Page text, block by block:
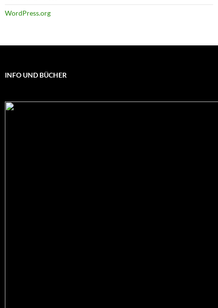
WordPress.org
INFO UND BÜCHER